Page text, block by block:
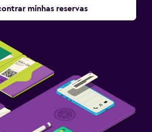
minhas reservas